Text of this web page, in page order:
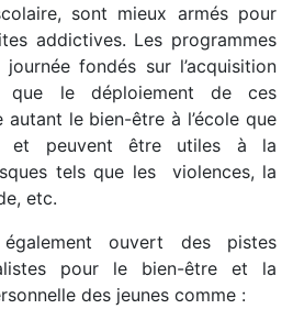
sont mieux armés pour
addictives. Les programmes
fondés sur l’acquisition
que le déploiement de ces
le bien-être à l’école que
et peuvent être utiles à la
tels que les violences, la
etc.
ouvert des pistes
pour le bien-être et la
des jeunes comme :